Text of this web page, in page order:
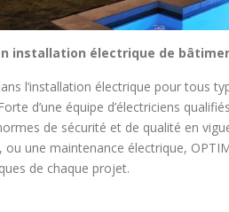
en installation électrique de
l’installation électrique pour tous
d’une équipe d’électriciens
de sécurité et de qualité en
une maintenance électrique,
de chaque projet.